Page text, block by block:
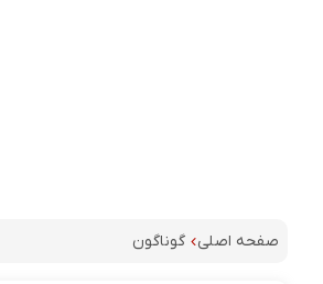
صفحه اصلی گوناگون